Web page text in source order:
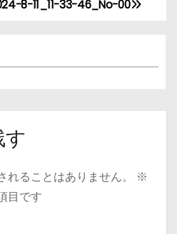
8-11_11-33-46_No-00
す
ることはありません。
※
目です